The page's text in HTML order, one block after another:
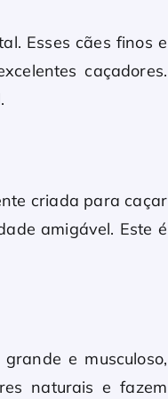
Esses cães finos e
caçadores.
criada para caçar
amigável. Este é
e musculoso,
naturais e fazem